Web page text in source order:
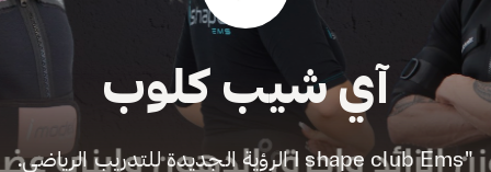
آي شيب كلوب
"I shape club Ems الرؤية الجديدة للتدريب الرياضي.